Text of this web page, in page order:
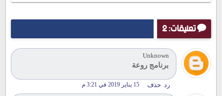
تعليقات: 2
Unknown
15 يناير 2019 في 3:21 م
برنامج روعة
رد حذف